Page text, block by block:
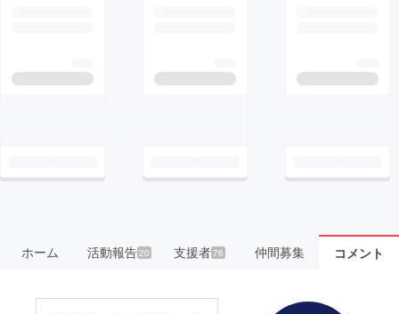
ホーム 活動報告20 支援者76 仲間募集 コメント